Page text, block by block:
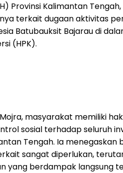
Provinsi Kalimantan
terkait dugaan aktivitas
Batubauksit Bajarau di
(HPK).
masyarakat memiliki
sosial terhadap seluruh
Tengah. Ia
sangat diperlukan,
yang berdampak langsung